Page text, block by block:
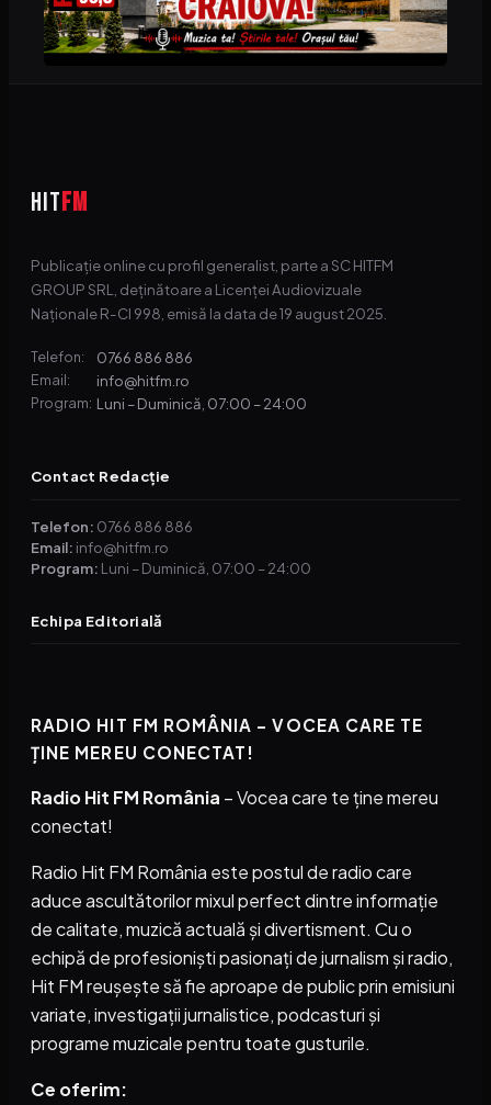
HITFM
Publicație online cu profil generalist, parte a SC HITFM
GROUP SRL, deținătoare a Licenței Audiovizuale
Naționale R-CI 998, emisă la data de 19 august 2025.
Telefon: 0766 886 886
Email: info@hitfm.ro
Program: Luni – Duminică, 07:00 – 24:00
Contact Redacție
Telefon: 0766 886 886
Email: info@hitfm.ro
Program: Luni – Duminică, 07:00 – 24:00
Echipa Editorială
RADIO HIT FM ROMÂNIA – VOCEA CARE TE
ȚINE MEREU CONECTAT!
Radio Hit FM România – Vocea care te ține mereu
conectat!
Radio Hit FM România este postul de radio care
aduce ascultătorilor mixul perfect dintre informație
de calitate, muzică actuală și divertisment. Cu o
echipă de profesioniști pasionați de jurnalism și radio,
Hit FM reușește să fie aproape de public prin emisiuni
variate, investigații jurnalistice, podcasturi și
programe muzicale pentru toate gusturile.
Ce oferim: